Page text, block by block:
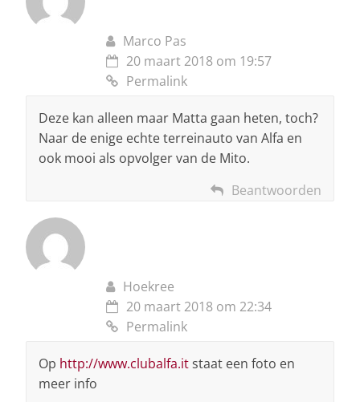
Marco Pas
20 maart 2018 om 19:57
Permalink
Deze kan alleen maar Matta gaan heten, toch?
Naar de enige echte terreinauto van Alfa en
ook mooi als opvolger van de Mito.
Beantwoorden
Hoekree
20 maart 2018 om 22:34
Permalink
Op http://www.clubalfa.it staat een foto en
meer info